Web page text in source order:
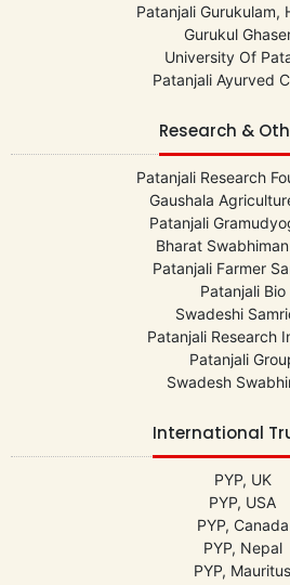
Patanjali Gurukulam,
Gurukul
University Of
Patanjali Ayurved
Research &
Patanjali Research
Gaushala
Patanjali
Bharat
Patanjali Farmer
Patanjali Bio
Swadeshi
Patanjali Research
Patanjali
Swadesh
International
PYP, UK
PYP, USA
PYP, Canada
PYP, Nepal
PYP, Mauritus